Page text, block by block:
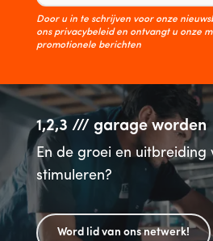
Door u in te schrijven voor onze
ons privacybeleid en ontvangt u onze
promotionele berichten
1,2,3 /// garage worden
En de groei en uitbreiding
stimuleren?
Word lid van ons netwerk!